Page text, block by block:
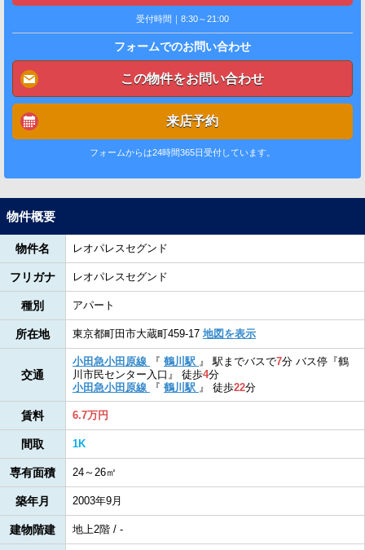
受付時間｜8:30～21:00
フォームでのお問い合わせ
この物件をお問い合わせ
来店予約
フォームからは24時間365日受付しています。
物件概要
物件名 レオパレスセグンド
フリガナ レオパレスセグンド
種別 アパート
所在地 東京都町田市大蔵町459-17 地図を表示
交通
小田急小田原線 『 鶴川駅 』 駅までバスで7分 バス停『鶴
川市民センター入口』 徒歩4分
小田急小田原線
『 鶴川駅 』 徒歩22分
賃料 6.7万円
間取 1K
専有面積 24～26㎡
築年月 2003年9月
建物階建 地上2階 / -